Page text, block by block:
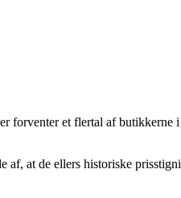
forventer et flertal af butikkerne
af, at de ellers historiske